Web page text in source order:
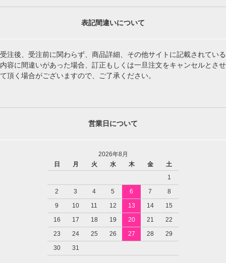
表記間違いについて
受注後、受注前に関わらず、商品詳細、その他サイトに記載されている
内容に間違いがあった場合、訂正もしくは一旦注文をキャンセルとさせ
て頂く場合がございますので、ご了承ください。
営業日について
2026年8月
日
月 火 水 木 金
土
1
2
3 4 5 6 7
8
9
10 11 12 13 14
15
16
17 18 19 20 21
22
23
24 25 26 27 28
29
30
31